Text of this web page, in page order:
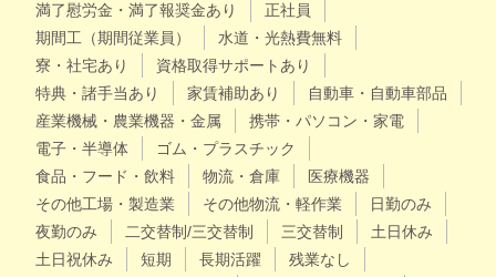
満了慰労金・満了報奨金あり
正社員
期間工（期間従業員）
水道・光熱費無料
寮・社宅あり
資格取得サポートあり
特典・諸手当あり
家賃補助あり
自動車・自動車部品
産業機械・農業機器・金属
携帯・パソコン・家電
電子・半導体
ゴム・プラスチック
食品・フード・飲料
物流・倉庫
医療機器
その他工場・製造業
その他物流・軽作業
日勤のみ
夜勤のみ
二交替制/三交替制 三交替制
土日休み
土日祝休み
短期 長期活躍
残業なし